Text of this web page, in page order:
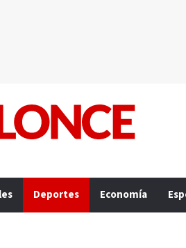
Deportes Economía